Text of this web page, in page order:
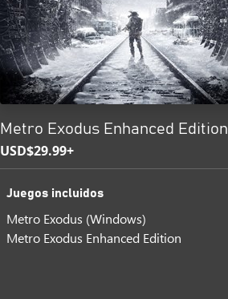
Metro Exodus Enhanced Edition
USD$29.99+
Juegos incluidos
Metro Exodus (Windows)
Metro Exodus Enhanced Edition